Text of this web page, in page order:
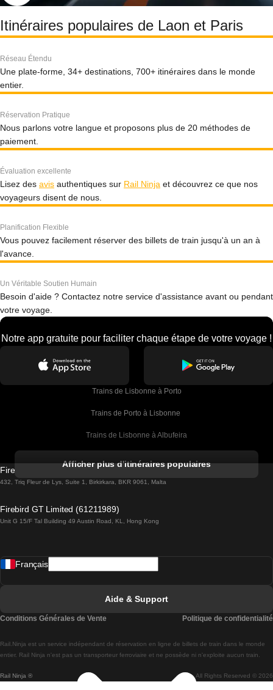
Itinéraires populaires de Laon et Paris
Réseau Étendu
Une plate-forme, 34+ destinations, 700+ itinéraires dans le monde
entier.
Réservation Pratique
Nous parlons votre langue et proposons plus de 20 méthodes de
paiement.
Évaluation excellente
Lisez des avis authentiques sur Rail Ninja et découvrez ce que nos
voyageurs disent de nous.
Planification Flexible
Vous pouvez facilement réserver des billets de train jusqu'à un an à
l'avance.
Un Véritable Soutien Humain
Besoin d'aide ? Contactez notre service d'assistance avant ou pendant
votre voyage.
Notre app gratuite pour faciliter chaque étape de votre voyage !
Trains de Lisbonne à Porto
Trains de Porto à Lisbonne
Trains de Lisbonne à Albufeira
Trains de Lisbonne à Lagos
Trains de Lisbonne à Madrid
Trains de Lisbonne à Braga
Trains de Braga à Lisbonne
Afficher plus d'itinéraires populaires
Firebird GT Limited (OC 1451)
432, Triq Fleur de Lys, Suite 1, Birkirkara, BKR 9061, Malta
Firebird GT Limited (61211989)
Unit G 15/F Tal Building 49 Austin Road, KL, Hong Kong
Rail Ninja ® All Rights Reserved © 2026
Rail.Ninja est un service indépendant de réservation en ligne de billets de train dans le monde
entier. Rail Ninja n'est pas un transporteur ferroviaire et ne possède ni n'exploite aucun train.
Français
Aide & Support
Conditions Générales de Vente Politique de confidentialité